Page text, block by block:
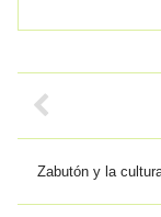
Zabutón y la